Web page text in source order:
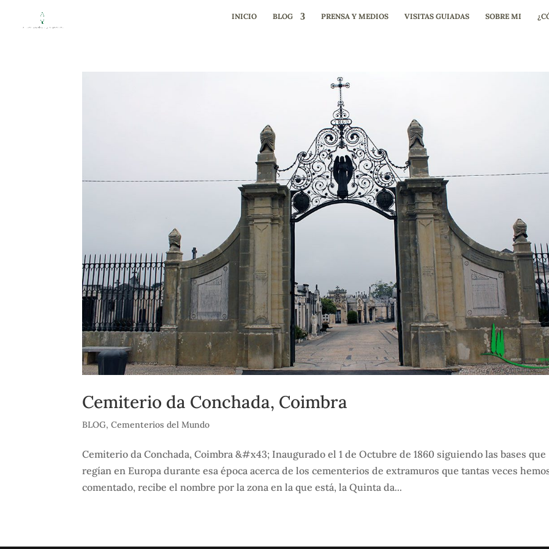
INICIO BLOG PRENSA Y MEDIOS VISITAS GUIADAS SOBRE MI
Cemiterio da Conchada, Coimbra
BLOG,Cementerios del Mundo
Cemiterio da Conchada, Coimbra &#x43; Inaugurado el 1 de Octubre de 1860 siguiendo las bases que
regían en Europa durante esa época acerca de los cementerios de extramuros que tantas veces
comentado, recibe el nombre por la zona en la que está, la Quinta da...